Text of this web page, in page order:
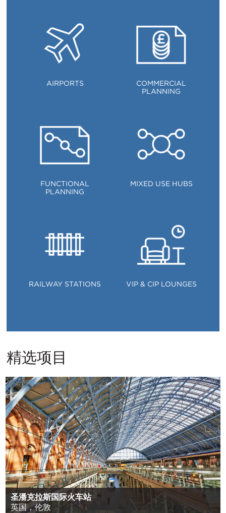
AIRPORTS
COMMERCIAL
PLANNING
FUNCTIONAL
PLANNING
MIXED USE HUBS
RAILWAY STATIONS VIP & CIP LOUNGES
精选项目
圣潘克拉斯国际火车站
英国，伦敦